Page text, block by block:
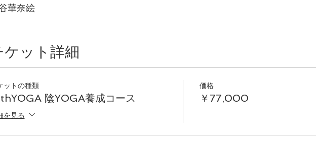
華奈絵
を働かせず、完全に脱力した状態で、重力や自体重に委ねながら、陰の組
ポーズの形を追求するヨガではなく、一人一人の体力や柔軟性に合わせた
くり動いていくので、ヨガに慣れた方のみならず、初心者や体力に自信が
の方にマイペースに参加することができます。
ケット詳細
ットの種類
陰YOGA養成コース
を見る
価格
￥77,000